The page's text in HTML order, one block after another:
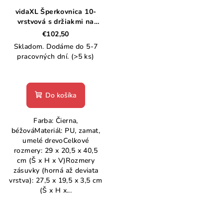
vidaXL Šperkovnica 10-
vrstvová s držiakmi na
hodinky čierna
29x20,5x40,5 cm
€102,50
Skladom. Dodáme do 5-7
pracovných dní. (>5 ks)
Do košíka
Farba: Čierna,
béžováMateriál: PU, zamat,
umelé drevoCelkové
rozmery: 29 x 20,5 x 40,5
cm (Š x H x V)Rozmery
zásuvky (horná až deviata
vrstva): 27,5 x 19,5 x 3,5 cm
(Š x H x...